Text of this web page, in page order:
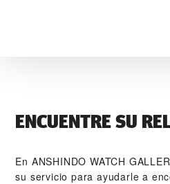
ENCUENTRE SU
En ‭ANSHINDO WATCH
su servicio para ayudarle a